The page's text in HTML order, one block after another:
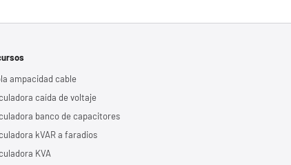
ampacidad cable
caída de voltaje
banco de capacitores
kVAR a faradios
KVA